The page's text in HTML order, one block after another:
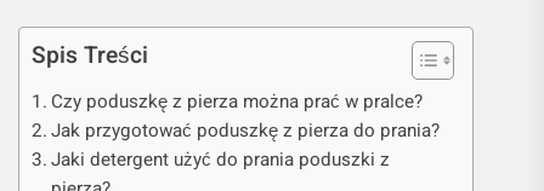
Spis Treści
Czy poduszkę z pierza można prać w pralce?
Jak przygotować poduszkę z pierza do prania?
Jaki detergent użyć do prania poduszki z